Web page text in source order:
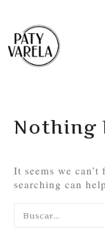
Nothing
It seems we
searching can